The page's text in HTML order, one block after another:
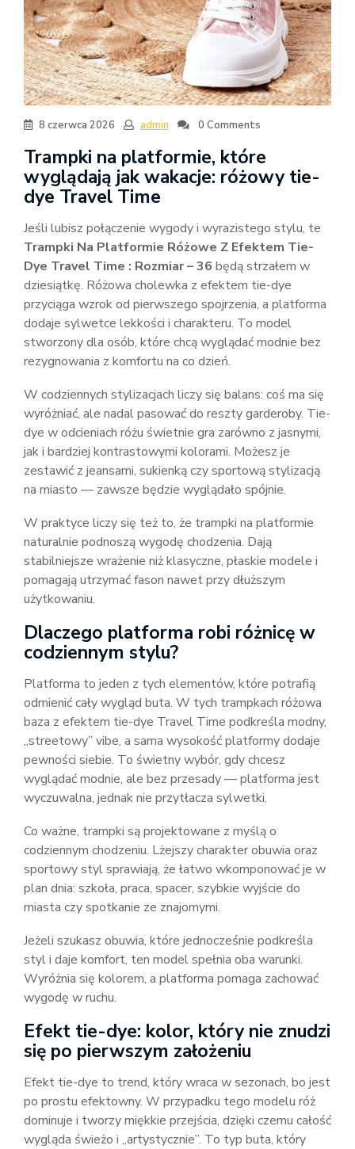
8 czerwca 2026 admin 0 Comments
Trampki na platformie, które
wyglądają jak wakacje: różowy tie-
dye Travel Time
Jeśli lubisz połączenie wygody i wyrazistego stylu, te
Trampki Na Platformie Różowe Z Efektem Tie-
Dye Travel Time : Rozmiar – 36 będą strzałem w
dziesiątkę. Różowa cholewka z efektem tie-dye
przyciąga wzrok od pierwszego spojrzenia, a platforma
dodaje sylwetce lekkości i charakteru. To model
stworzony dla osób, które chcą wyglądać modnie bez
rezygnowania z komfortu na co dzień.
W codziennych stylizacjach liczy się balans: coś ma się
wyróżniać, ale nadal pasować do reszty garderoby. Tie-
dye w odcieniach różu świetnie gra zarówno z jasnymi,
jak i bardziej kontrastowymi kolorami. Możesz je
zestawić z jeansami, sukienką czy sportową stylizacją
na miasto — zawsze będzie wyglądało spójnie.
W praktyce liczy się też to, że trampki na platformie
naturalnie podnoszą wygodę chodzenia. Dają
stabilniejsze wrażenie niż klasyczne, płaskie modele i
pomagają utrzymać fason nawet przy dłuższym
użytkowaniu.
Dlaczego platforma robi różnicę w
codziennym stylu?
Platforma to jeden z tych elementów, które potrafią
odmienić cały wygląd buta. W tych trampkach różowa
baza z efektem tie-dye Travel Time podkreśla modny,
„streetowy” vibe, a sama wysokość platformy dodaje
pewności siebie. To świetny wybór, gdy chcesz
wyglądać modnie, ale bez przesady — platforma jest
wyczuwalna, jednak nie przytłacza sylwetki.
Co ważne, trampki są projektowane z myślą o
codziennym chodzeniu. Lżejszy charakter obuwia oraz
sportowy styl sprawiają, że łatwo wkomponować je w
plan dnia: szkoła, praca, spacer, szybkie wyjście do
miasta czy spotkanie ze znajomymi.
Jeżeli szukasz obuwia, które jednocześnie podkreśla
styl i daje komfort, ten model spełnia oba warunki.
Wyróżnia się kolorem, a platforma pomaga zachować
wygodę w ruchu.
Efekt tie-dye: kolor, który nie znudzi
się po pierwszym założeniu
Efekt tie-dye to trend, który wraca w sezonach, bo jest
po prostu efektowny. W przypadku tego modelu róż
dominuje i tworzy miękkie przejścia, dzięki czemu całość
wygląda świeżo i „artystycznie”. To typ buta, który